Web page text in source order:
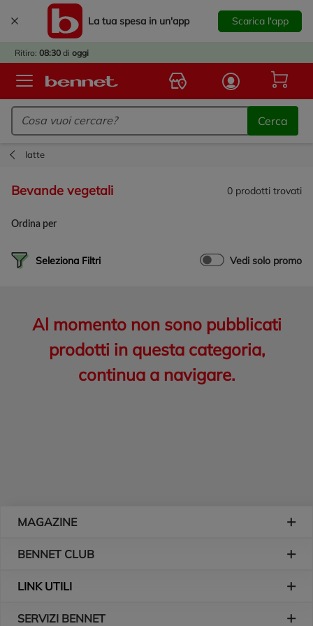
La tua spesa in un'app Scarica l'app
Ritiro: 08:30 di oggi
Logo Bennet - Torna alla homepage
Cerca
IL
latte
bevande vegetali 0 prodotti trovati
Seleziona Filtri Vedi solo promo
Ordina per
Al momento non sono pubblicati
prodotti in questa categoria,
continua a navigare.
MAGAZINE
BENNET CLUB
LINK UTILI
SERVIZI BENNET